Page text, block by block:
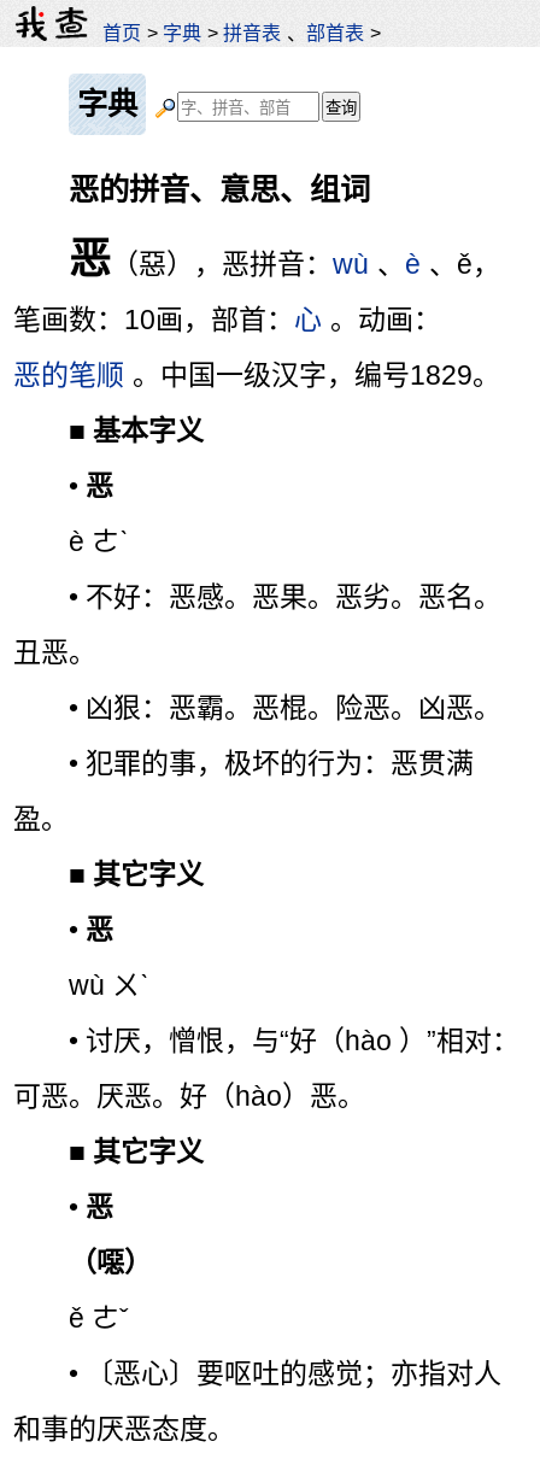
首页 > 字典 >拼音表 、部首表 >
字典
恶的拼音、意思、组词
恶 （惡），恶拼音：wù 、 è 、ě，
笔画数：10画，部首： 心 。动画：
恶的笔顺 。中国一级汉字，编号1829。
■基本字义
• 恶
è ㄜˋ
• 不好：恶感。恶果。恶劣。恶名。
丑恶。
• 凶狠：恶霸。恶棍。险恶。凶恶。
• 犯罪的事，极坏的行为：恶贯满
盈。
■ 其它字义
• 恶
wù ㄨˋ
• 讨厌，憎恨，与“好（hào ）”相对：
可恶。厌恶。好（hào）恶。
■ 其它字义
• 恶
（噁）
ě ㄜˇ
• 〔恶心〕要呕吐的感觉；亦指对人
和事的厌恶态度。